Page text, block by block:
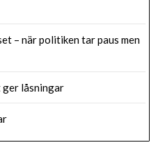
– när politiken tar paus men
låsningar